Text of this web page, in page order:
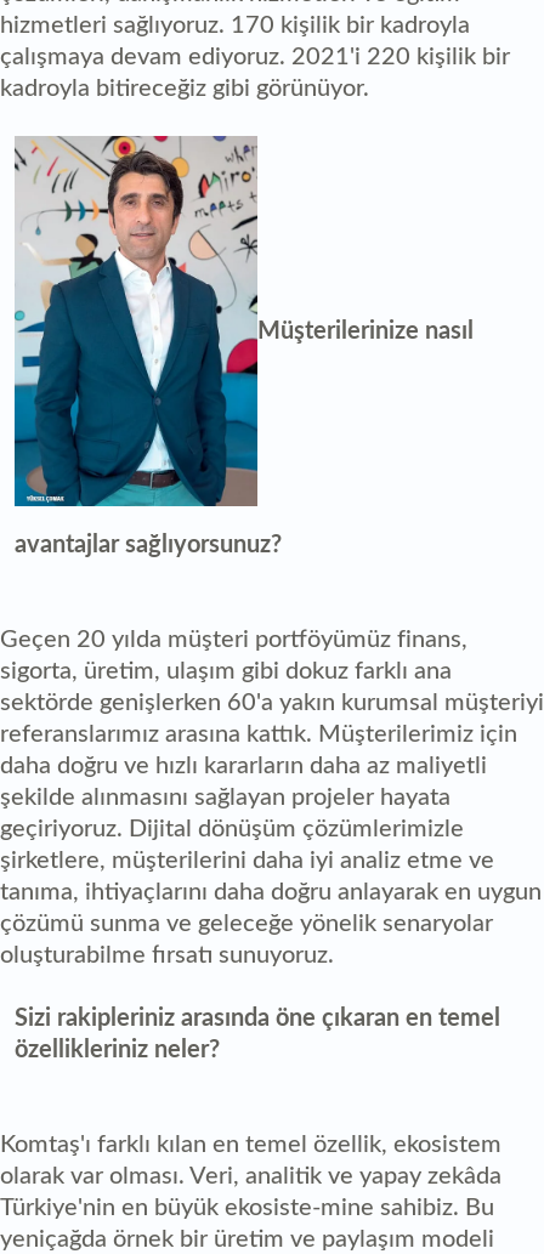
hizmetleri sağlıyoruz. 170 kişilik bir kadroyla
çalışmaya devam ediyoruz. 2021'i 220 kişilik bir
kadroyla bitireceğiz gibi görünüyor.
Müşterilerinize nasıl
avantajlar sağlıyorsunuz?
Geçen 20 yılda müşteri portföyümüz finans,
sigorta, üretim, ulaşım gibi dokuz farklı ana
sektörde genişlerken 60'a yakın kurumsal müşteriyi
referanslarımız arasına kattık. Müşterilerimiz için
daha doğru ve hızlı kararların daha az maliyetli
şekilde alınmasını sağlayan projeler hayata
geçiriyoruz. Dijital dönüşüm çözümlerimizle
şirketlere, müşterilerini daha iyi analiz etme ve
tanıma, ihtiyaçlarını daha doğru anlayarak en uygun
çözümü sunma ve geleceğe yönelik senaryolar
oluşturabilme fırsatı sunuyoruz.
Sizi rakipleriniz arasında öne çıkaran en temel
özellikleriniz neler?
Komtaş'ı farklı kılan en temel özellik, ekosistem
olarak var olması. Veri, analitik ve yapay zekâda
Türkiye'nin en büyük ekosiste-mine sahibiz. Bu
yeniçağda örnek bir üretim ve paylaşım modeli